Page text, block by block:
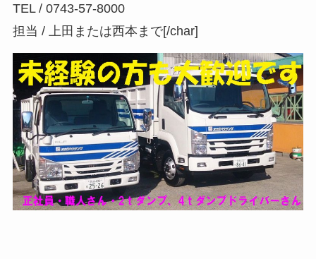
TEL / 0743-57-8000
担当 / 上田または西本まで[/char]